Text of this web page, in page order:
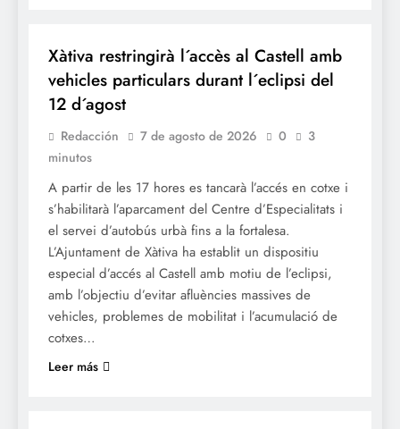
Xàtiva restringirà l´accès al Castell amb
vehicles particulars durant l´eclipsi del
12 d´agost
Redacción 7 de agosto de 2026 0
3
minutos
A partir de les 17 hores es tancarà l’accés en cotxe i
s’habilitarà l’aparcament del Centre d’Especialitats i
el servei d’autobús urbà fins a la fortalesa.
L’Ajuntament de Xàtiva ha establit un dispositiu
especial d’accés al Castell amb motiu de l’eclipsi,
amb l’objectiu d’evitar afluències massives de
vehicles, problemes de mobilitat i l’acumulació de
cotxes…
Leer más